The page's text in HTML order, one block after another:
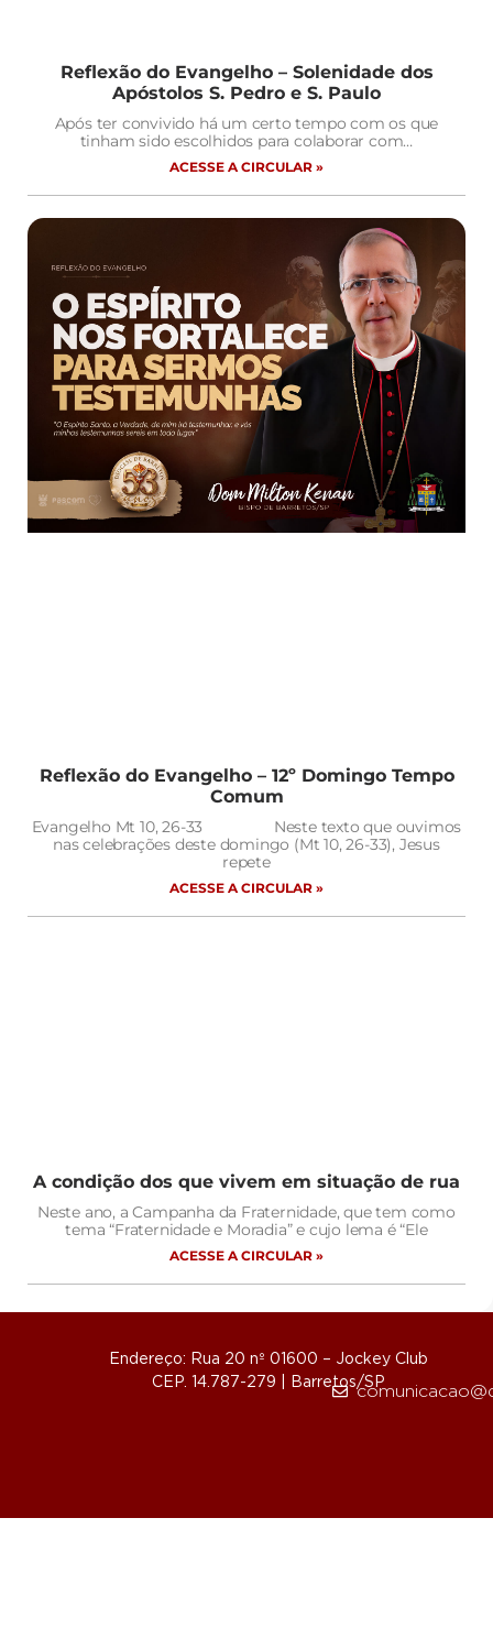
Reflexão do Evangelho – Solenidade dos
Apóstolos S. Pedro e S. Paulo
Após ter convivido há um certo tempo com os que
tinham sido escolhidos para colaborar com…
ACESSE A CIRCULAR »
Reflexão do Evangelho – 12º Domingo Tempo
Comum
Evangelho Mt 10, 26-33 Neste texto que ouvimos
nas celebrações deste domingo (Mt 10, 26-33), Jesus
repete
ACESSE A CIRCULAR »
A condição dos que vivem em situação de rua
Neste ano, a Campanha da Fraternidade, que tem como
tema “Fraternidade e Moradia” e cujo lema é “Ele
ACESSE A CIRCULAR »
Endereço: Rua 20 nº 01600 – Jockey Club
CEP. 14.787-279 | Barretos/SP